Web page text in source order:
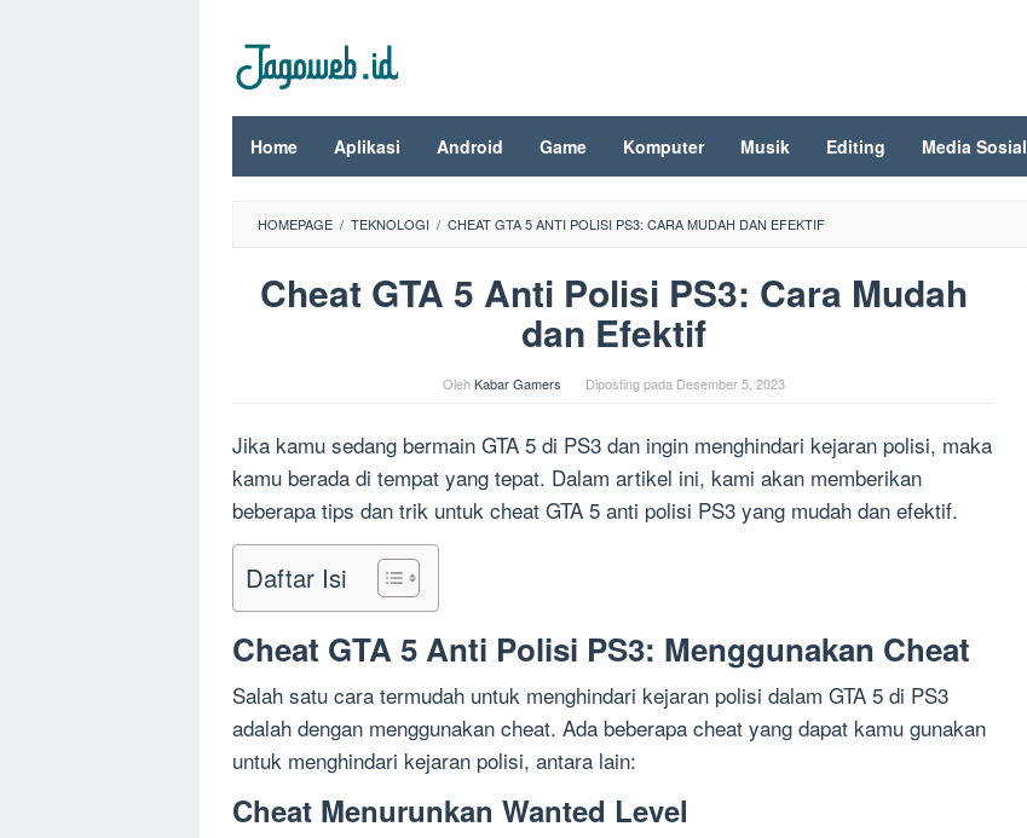
konten
Home Aplikasi Android Game Komputer Musik Editing Media Sosial
HOMEPAGE / TEKNOLOGI / CHEAT GTA 5 ANTI POLISI PS3: CARA MUDAH DAN EFEKTIF
Cheat GTA 5 Anti Polisi PS3: Cara Mudah
dan Efektif
OlehKabar Gamers Diposting pada Desember 5, 2023
Jika kamu sedang bermain GTA 5 di PS3 dan ingin menghindari kejaran polisi, maka
kamu berada di tempat yang tepat. Dalam artikel ini, kami akan memberikan
beberapa tips dan trik untuk cheat GTA 5 anti polisi PS3 yang mudah dan efektif.
Daftar Isi
Cheat GTA 5 Anti Polisi PS3: Menggunakan Cheat
Salah satu cara termudah untuk menghindari kejaran polisi dalam GTA 5 di PS3
adalah dengan menggunakan cheat. Ada beberapa cheat yang dapat kamu gunakan
untuk menghindari kejaran polisi, antara lain:
Cheat Menurunkan Wanted Level